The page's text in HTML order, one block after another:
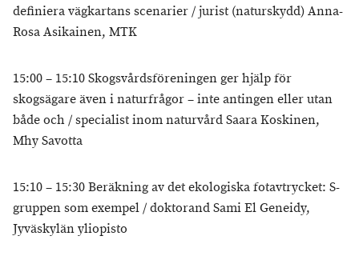
definiera vägkartans scenarier / jurist (naturskydd) Anna-
Rosa Asikainen, MTK
15:00 – 15:10 Skogsvårdsföreningen ger hjälp för
skogsägare även i naturfrågor – inte antingen eller utan
både och / specialist inom naturvård Saara Koskinen,
Mhy Savotta
15:10 – 15:30 Beräkning av det ekologiska fotavtrycket: S-
gruppen som exempel / doktorand Sami El Geneidy,
Jyväskylän yliopisto